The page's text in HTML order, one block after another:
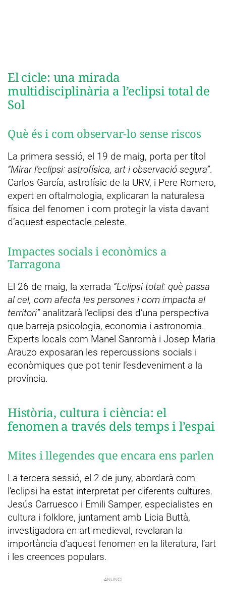
El cicle: una mirada
multidisciplinària a l’eclipsi total de
Sol
Què és i com observar-lo sense riscos
La primera sessió, el 19 de maig, porta per títol
“Mirar l’eclipsi: astrofísica, art i observació segura”.
Carlos García, astrofísic de la URV, i Pere Romero,
expert en oftalmologia, explicaran la naturalesa
física del fenomen i com protegir la vista davant
d’aquest espectacle celeste.
Impactes socials i econòmics a
Tarragona
El 26 de maig, la xerrada “Eclipsi total: què passa
al cel, com afecta les persones i com impacta al
territori”analitzarà l’eclipsi des d’una perspectiva
que barreja psicologia, economia i astronomia.
Experts locals com Manel Sanromà i Josep Maria
Arauzo exposaran les repercussions socials i
econòmiques que pot tenir l’esdeveniment a la
província.
Història, cultura i ciència: el
fenomen a través dels temps i l’espai
Mites i llegendes que encara ens parlen
La tercera sessió, el 2 de juny, abordarà com
l’eclipsi ha estat interpretat per diferents cultures.
Jesús Carruesco i Emili Samper, especialistes en
cultura i folklore, juntament amb Licia Buttà,
investigadora en art medieval, revelaran la
importància d’aquest fenomen en la literatura, l’art
i les creences populars.